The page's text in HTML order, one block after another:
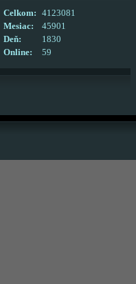
Online: 59
Celkom:
4123081
Mesiac:
45901
Deň:
1830